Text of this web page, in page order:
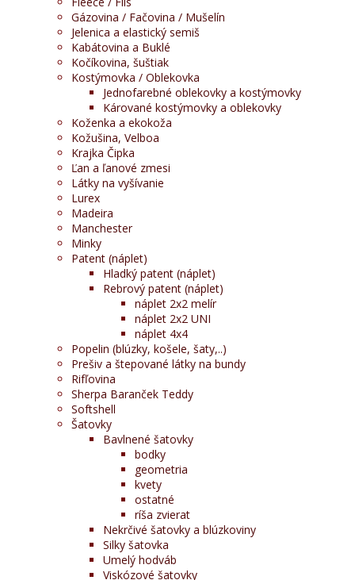
Gázovina / Fačovina / Mušelín
Jelenica a elastický semiš
Kabátovina a Buklé
Kočíkovina, šuštiak
Kostýmovka / Oblekovka
Jednofarebné oblekovky a kostýmovky
Kárované kostýmovky a oblekovky
Koženka a ekokoža
Kožušina, Velboa
Krajka Čipka
Ľan a ľanové zmesi
Látky na vyšívanie
Lurex
Madeira
Manchester
Minky
Patent (náplet)
Hladký patent (náplet)
Rebrový patent (náplet)
náplet 2x2 melír
náplet 2x2 UNI
náplet 4x4
Popelin (blúzky, košele, šaty,..)
Prešiv a štepované látky na bundy
Rifľovina
Sherpa Baranček Teddy
Softshell
Šatovky
Bavlnené šatovky
bodky
geometria
kvety
ostatné
ríša zvierat
Nekrčivé šatovky a blúzkoviny
Silky šatovka
Umelý hodváb
Viskózové šatovky